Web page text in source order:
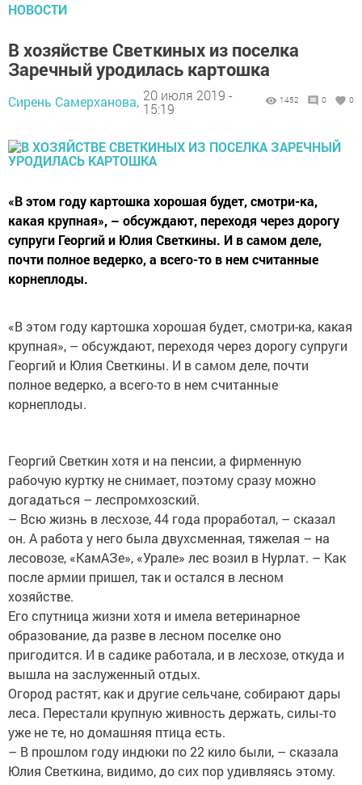
НОВОСТИ
В хозяйстве Светкиных из поселка
Заречный уродилась картошка
Сирень Самерханова, 20 июля 2019 -
15:19
1452 0 0
«В этом году картошка хорошая будет, смотри-ка,
какая крупная», – обсуждают, переходя через дорогу
супруги Георгий и Юлия Светкины. И в самом деле,
почти полное ведерко, а всего-то в нем считанные
корнеплоды.
«В этом году картошка хорошая будет, смотри-ка, какая
крупная», – обсуждают, переходя через дорогу супруги
Георгий и Юлия Светкины. И в самом деле, почти
полное ведерко, а всего-то в нем считанные
корнеплоды.
Георгий Светкин хотя и на пенсии, а фирменную
рабочую куртку не снимает, поэтому сразу можно
догадаться – леспромхозский.
– Всю жизнь в лесхозе, 44 года проработал, – сказал
он. А работа у него была двухсменная, тяжелая – на
лесовозе, «КамАЗе», «Урале» лес возил в Нурлат. – Как
после армии пришел, так и остался в лесном
хозяйстве.
Его спутница жизни хотя и имела ветеринарное
образование, да разве в лесном поселке оно
пригодится. И в садике работала, и в лесхозе, откуда и
вышла на заслуженный отдых.
Огород растят, как и другие сельчане, собирают дары
леса. Перестали крупную живность держать, силы-то
уже не те, но домашняя птица есть.
– В прошлом году индюки по 22 кило были, – сказала
Юлия Светкина, видимо, до сих пор удивляясь этому.